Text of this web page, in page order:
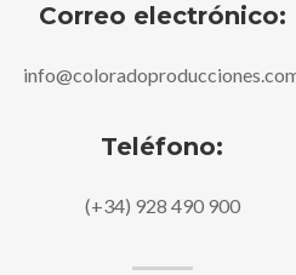
Correo electrónico:
Teléfono:
(+34) 928 490 900